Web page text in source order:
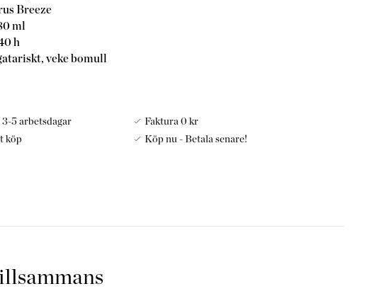
Breeze
ml
h
veke bomull
5 arbetsdagar
Faktura 0 kr
köp
Köp nu - Betala senare!
och Mr är designad av välkända designern Jonathan Adler och är
Dali. Här i samarbete med Maison Berger Paris.
huvuddoft är är grapefrukt som är blandad med många andra